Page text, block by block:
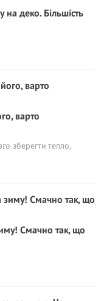
деко. Більшість
варто
зберегти тепло,
Смачно так, що